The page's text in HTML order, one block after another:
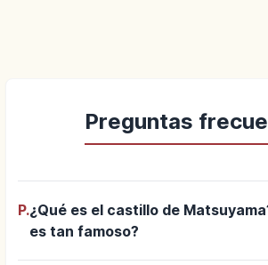
Preguntas
P.¿Qué es el castillo de
es tan famoso?